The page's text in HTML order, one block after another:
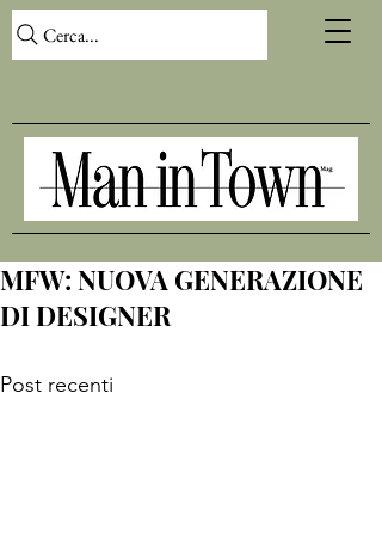
Cerca...
MFW: NUOVA GENERAZIONE
DI DESIGNER
Post recenti